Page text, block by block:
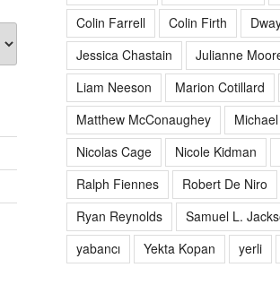
Colin Farrell
Colin Firth
Jessica Chastain
Julianne
Liam Neeson
Marion Cotillard
Matthew McConaughey
Nicolas Cage
Nicole Kidman
Ralph Fiennes
Robert De Niro
Ryan Reynolds
Samuel L.
yabancı
Yekta Kopan yerli